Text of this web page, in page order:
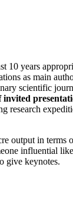
10 years
as main
scientific
invited
research
output in terms
influential
give keynotes.